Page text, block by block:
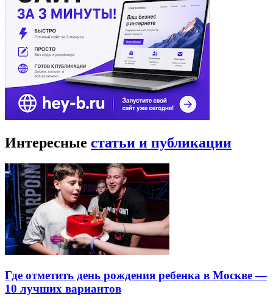
Интересные статьи и публикации
Где отметить день рождения ребенка в Москве —
10 лучших вариантов